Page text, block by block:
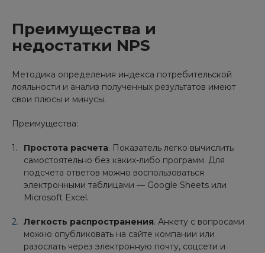
Преимущества и
недостатки NPS
Методика определения индекса потребительской
лояльности и анализ полученных результатов имеют
свои плюсы и минусы.
Преимущества:
Простота расчета. Показатель легко вычислить
самостоятельно без каких-либо программ. Для
подсчета ответов можно воспользоваться
электронными таблицами — Google Sheets или
Microsoft Excel.
Легкость распространения. Анкету с вопросами
можно опубликовать на сайте компании или
разослать через электронную почту, соцсети и